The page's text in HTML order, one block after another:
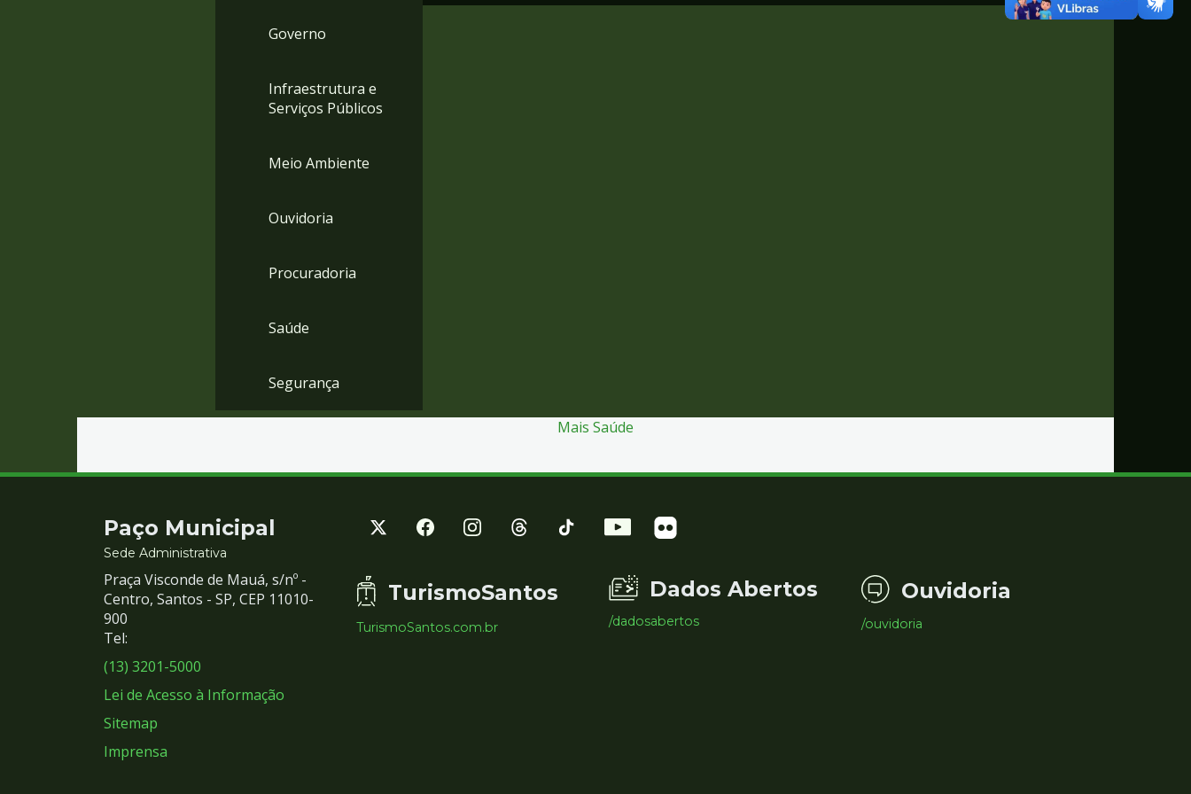
Governo
Infraestrutura e
Serviços Públicos
Meio Ambiente
Ouvidoria
Procuradoria
Saúde
Segurança
Mais Saúde
Contato
e
Redes
Sociais
Paço Municipal
Sede Administrativa
Praça Visconde de Mauá, s/nº -
Centro, Santos - SP, CEP 11010-
900
Tel:
(13) 3201-5000
Lei de Acesso à Informação
Sitemap
Imprensa
TurismoSantos
TurismoSantos.com.br
Dados Abertos
/dadosabertos
Ouvidoria
/ouvidoria